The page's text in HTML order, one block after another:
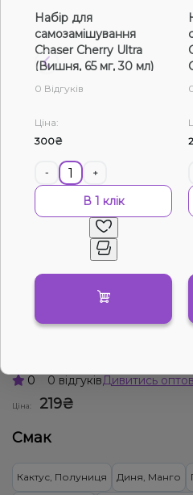
Рідини для електронних
Подарункові набори
Немає у наявності
Набір для
0 0 відгуківДивитись
Ціна:
219₴
Смак
Кактус, Полуниця Диня, Манго
Набір для
самозамішування
Chaser Cherry Ultra
(Вишня, 65 мг, 30 мл)
0 Відгуків
Ціна:
300₴
- +
В 1 клік